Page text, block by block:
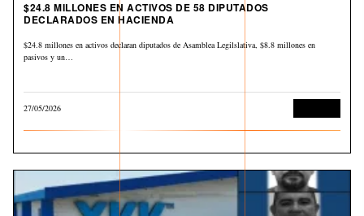
$24.8 MILLONES EN ACTIVOS DE 58 DIPUTADOS
DECLARADOS EN HACIENDA
$24.8 millones en activos declaran diputados de Asamblea Legilslativa, $8.8 millones en
pasivos y un…
27/05/2026